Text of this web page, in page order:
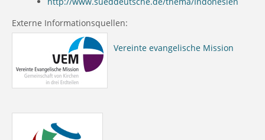
Externe Informationsquellen:
Vereinte evangelische Mission